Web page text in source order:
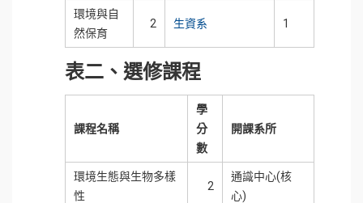
環境與自
然保育
2 生資系 1
表二、選修課程
課程名稱
學
分
數
開課系所
環境生態與生物多樣
性
2
通識中心(核
心)